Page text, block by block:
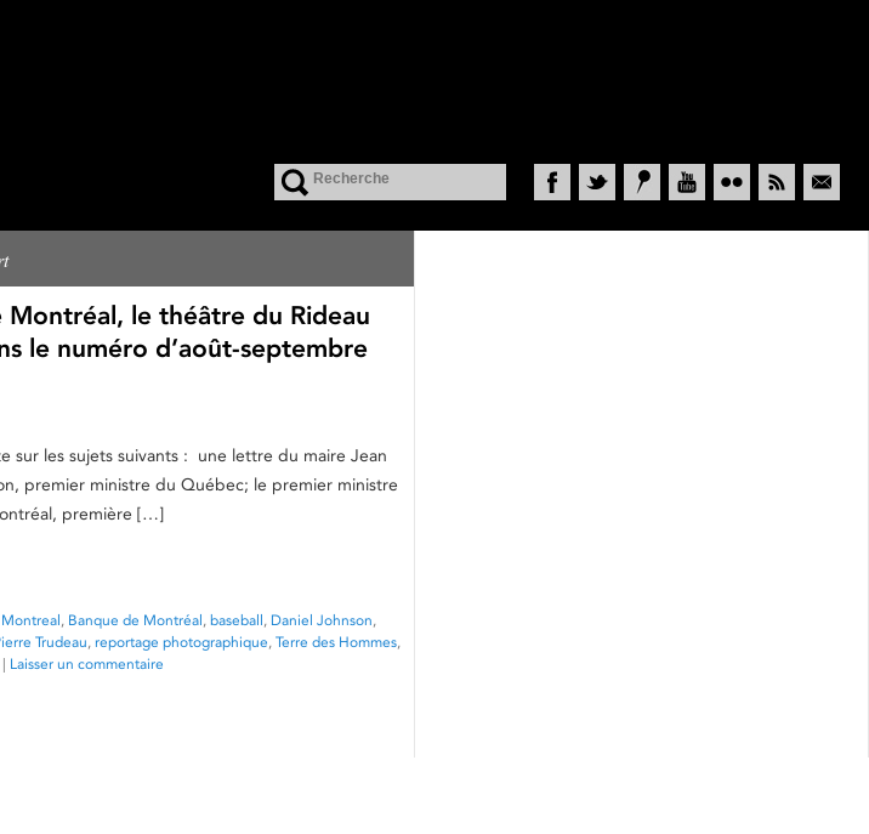
Montréal, le théâtre du Rideau
le numéro d’août-septembre
sur les sujets suivants : une lettre du maire Jean
premier ministre du Québec; le premier ministre
première […]
, Banque de Montréal, baseball, Daniel Johnson,
Trudeau, reportage photographique, Terre des Hommes,
| Laisser un commentaire